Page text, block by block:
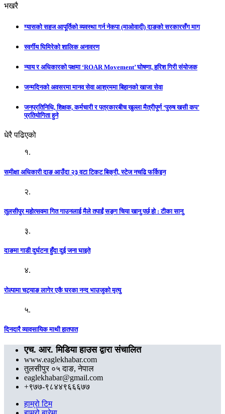
भखरै
ग्यासको सहज आपूर्तिको व्यवस्था गर्न नेकपा (माओवादी) दाङको सरकारसँग माग
स्वर्गीय घिमिरेको शालिक अनावरण
न्याय र अधिकारको पक्षमा ‘ROAR Movement’ घोषणा, हरिश गिरी संयोजक
जन्मदिनको अवसरमा मानव सेवा आश्रममा बिहानको खाजा सेवा
जनप्रतिनिधि, शिक्षक, कर्मचारी र पत्रकारबीच खुल्ला मैत्रीपूर्ण ‘पुरुष खसी कप’
प्रतियोगिता हुने
धेरै पढिएको
१.
समीक्षा अधिकारी दाङ आउँदा २३ वटा टिकट बिक्री, स्टेज नचढि फर्किइन
२.
तुलसीपुर महोत्सवमा गित गाउनलाई मैले तपाईं सङ्ग चिया खानु पर्छ हो : टीका सानु
३.
दाङमा गाडी दुर्घटना हुँदा दुई जना घाइते
४.
रोल्पामा चट्याङ लागेर एकै घरका नन्द भाउजुको मृत्यु
५.
दिनदारै व्यावसायिक माथी हातपात
एच. आर. मिडिया हाउस द्वारा संचालित
www.eaglekhabar.com
तुलसीपुर ०५ दाङ, नेपाल
eaglekhabar@gmail.com
+९७७-९८४४९६६६७७
हाम्रो टिम